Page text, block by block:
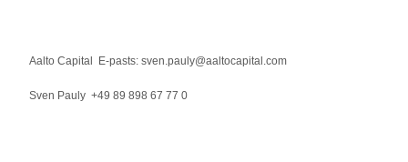
Aalto Capital E-pasts: sven.pauly@aaltocapital.com
Sven Pauly +49 89 898 67 77 0